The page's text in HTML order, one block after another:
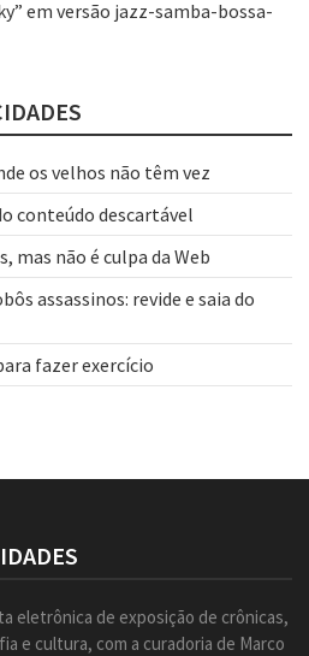
em versão jazz-samba-bossa-
os velhos não têm vez
conteúdo descartável
mas não é culpa da Web
assassinos: revide e saia do
fazer exercício
eletrônica de exposição de crônicas,
e cultura, com a curadoria de Marco